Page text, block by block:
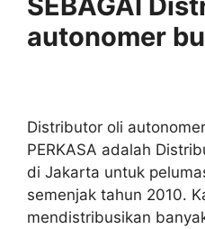
autonomer
Distributor oli
PERKASA adalah
di Jakarta untuk
semenjak tahun 2010.
mendistribusikan